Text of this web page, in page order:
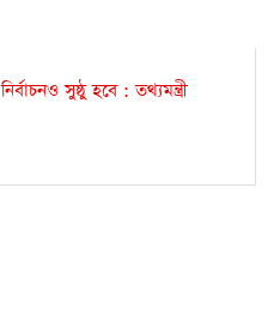
সুষ্ঠু হবে : তথ্যমন্ত্রী